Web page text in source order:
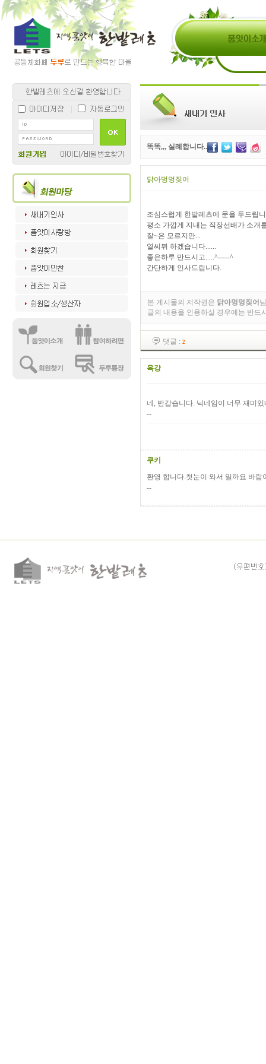
똑똑,,, 실례합니다..
닭아멍멍짖어
조심스럽게 한밭레츠에 문을 두드립
평소 가깝게 지내는 직장선배가 소개
잘~은 모르지만...
열씨뮈 하겠습니다......
좋은하루 만드시고.....^-----^
간단하게 인사드립니다.
본 게시물의 저작권은 닭아멍멍짖어
글의 내용을 인용하실 경우에는 반드
댓글 : 2
옥강
네, 반갑습니다. 닉네임이 너무 재미있
--
쿠키
환영 합니다.첫눈이 와서 일까요 바람
--